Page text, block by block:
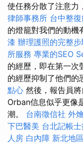
使任務分散了注意力
律師事務所 台中整
的燈籠對我們的動機
漆 辦理護照的完整步
所服務 專業的SEO
的經歷，即在第一次
的經歷抑制了他們的
點心 然後，報告員將
Orban信息似乎更像
潮。 台南徵信社 外
下巴醫美 台北記帳
人房 白內障 新北地